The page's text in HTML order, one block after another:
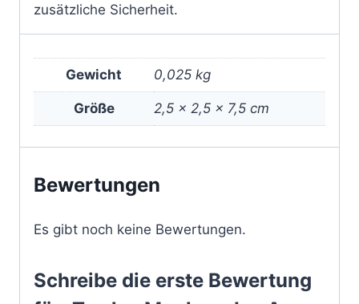
zusätzliche Sicherheit.
Gewicht 0,025 kg
Größe 2,5 × 2,5 × 7,5 cm
Bewertungen
Es gibt noch keine Bewertungen.
Schreibe die erste Bewertung